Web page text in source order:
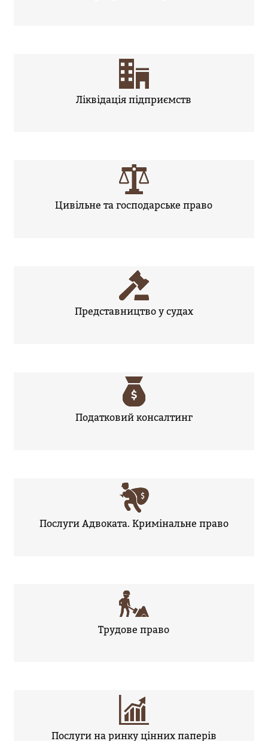
Ліквідація підприємств
Цивільне та господарське право
Представництво у судах
Податковий консалтинг
Послуги Адвоката. Кримінальне право
Трудове право
Послуги на ринку цінних паперів